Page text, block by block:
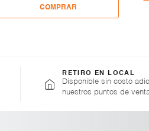
RETIRO EN LOCAL
Disponible sin costo
nuestros puntos de